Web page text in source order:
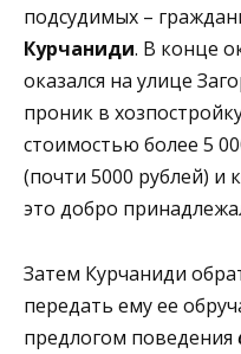
подсудимых –
Курчаниди. В конце
оказался на улице
проник в
стоимостью более 5
(почти 5000 рублей) и
это добро
Затем Курчаниди
передать ему ее
предлогом поведения